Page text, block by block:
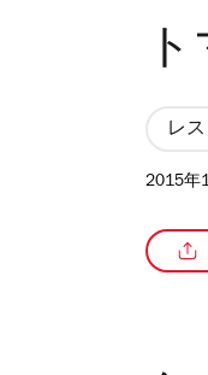
レ
2015年